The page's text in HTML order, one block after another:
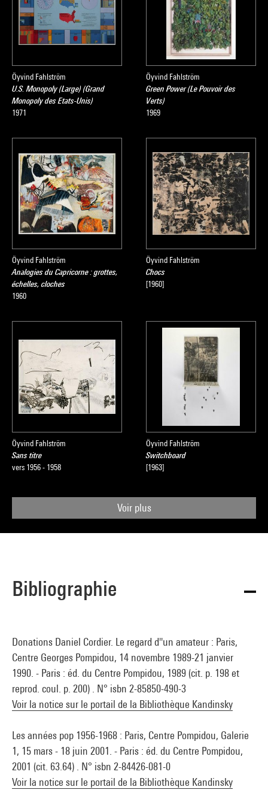
Öyvind Fahlström
U.S. Monopoly (Large) (Grand
Monopoly des Etats-Unis)
1971
Öyvind Fahlström
Green Power (Le Pouvoir des
Verts)
1969
Öyvind Fahlström
Analogies du Capricorne : grottes,
échelles, cloches
1960
Öyvind Fahlström
Chocs
[1960]
Öyvind Fahlström
Sans titre
vers 1956 - 1958
Öyvind Fahlström
Switchboard
[1963]
Voir plus
Bibliographie
Donations Daniel Cordier. Le regard d''un amateur : Paris,
Centre Georges Pompidou, 14 novembre 1989-21 janvier
1990. - Paris : éd. du Centre Pompidou, 1989 (cit. p. 198 et
reprod. coul. p. 200) . N° isbn 2-85850-490-3
Voir la notice sur le portail de la Bibliothèque Kandinsky
Les années pop 1956-1968 : Paris, Centre Pompidou, Galerie
1, 15 mars - 18 juin 2001. - Paris : éd. du Centre Pompidou,
2001 (cit. 63.64) . N° isbn 2-84426-081-0
Voir la notice sur le portail de la Bibliothèque Kandinsky